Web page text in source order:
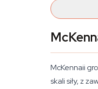
McKennaii
skali siły, z